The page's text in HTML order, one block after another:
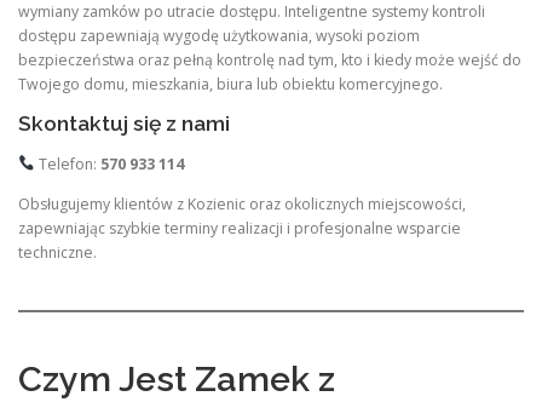
wymiany zamków po utracie dostępu. Inteligentne systemy kontroli
dostępu zapewniają wygodę użytkowania, wysoki poziom
bezpieczeństwa oraz pełną kontrolę nad tym, kto i kiedy może wejść do
Twojego domu, mieszkania, biura lub obiektu komercyjnego.
Skontaktuj się z nami
Telefon: 570 933 114
Obsługujemy klientów z Kozienic oraz okolicznych miejscowości,
zapewniając szybkie terminy realizacji i profesjonalne wsparcie
techniczne.
Czym Jest Zamek z